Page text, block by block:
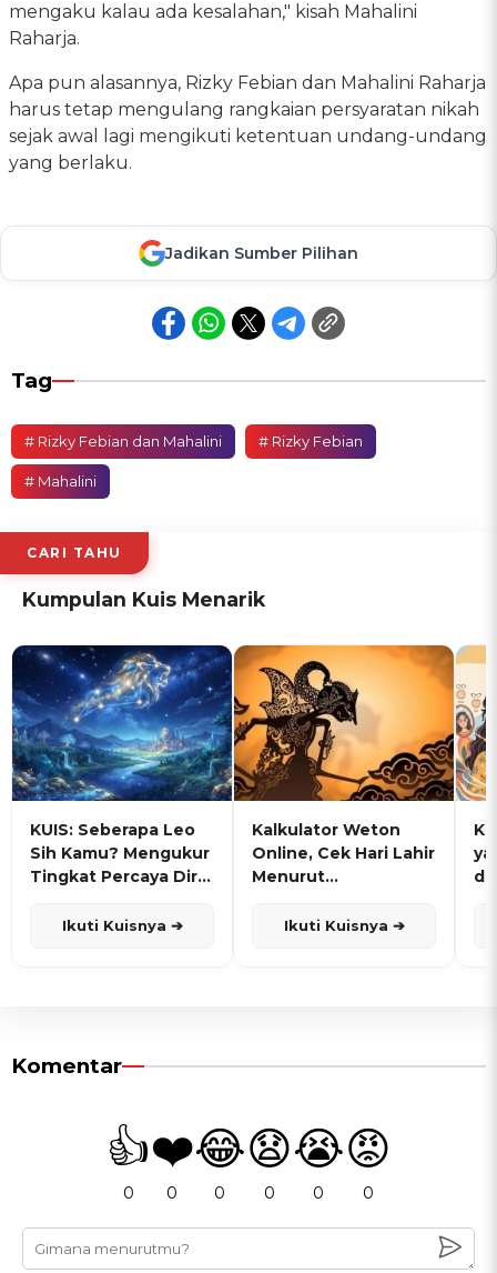
mengaku kalau ada kesalahan," kisah Mahalini
Raharja.
Apa pun alasannya, Rizky Febian dan Mahalini Raharja
harus tetap mengulang rangkaian persyaratan nikah
sejak awal lagi mengikuti ketentuan undang-undang
yang berlaku.
Jadikan Sumber Pilihan
Tag
# Rizky Febian dan Mahalini # Rizky Febian
# Mahalini
CARI TAHU
Kumpulan Kuis Menarik
KUIS: Seberapa Leo
Sih Kamu? Mengukur
Tingkat Percaya Diri
Ikuti Kuisnya ➔
Kalkulator Weton
Online, Cek Hari Lahir
Menurut
Ikuti Kuisnya ➔
Komentar
👍
0
❤️
0
😂
0
😧
0
😭
0
😡
0